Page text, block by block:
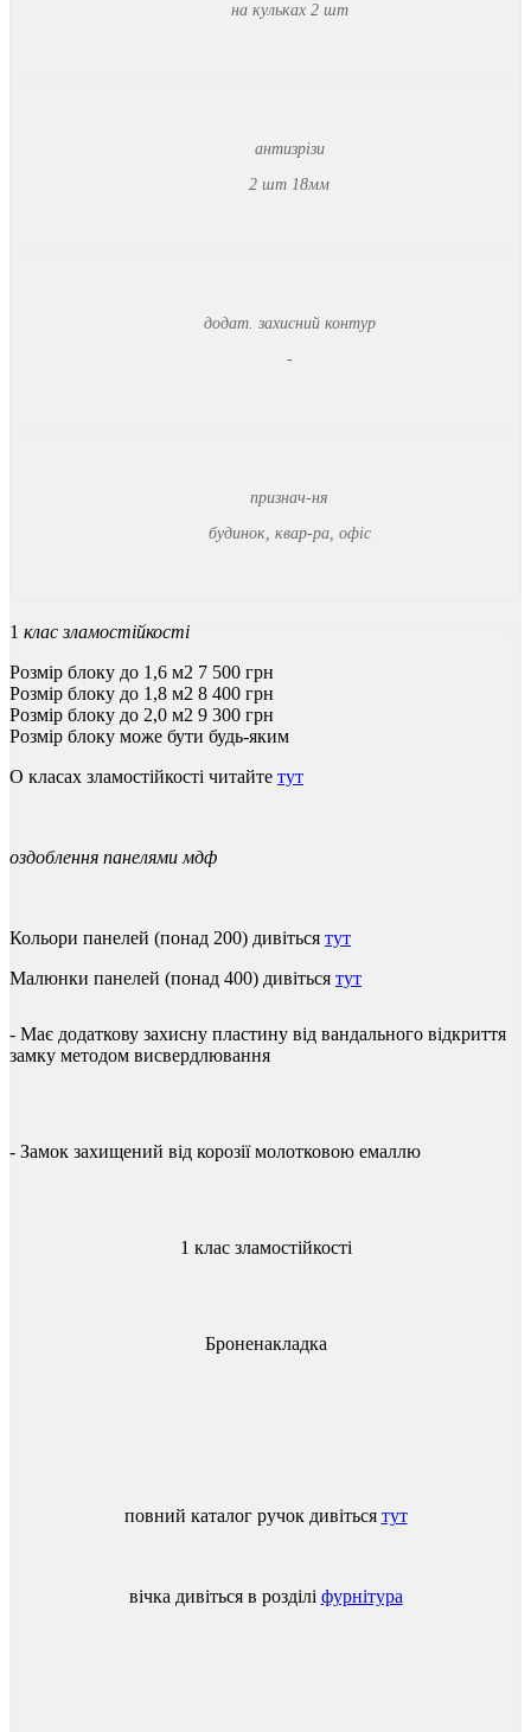
на кульках 2 шт
антизрізи
2 шт 18мм
додат. захисний контур
-
признач-ня
будинок, квар-ра, офіс
1 клас зламостійкості
Розмір блоку до 1,6 м2 7 500 грн
Розмір блоку до 1,8 м2 8 400 грн
Розмір блоку до 2,0 м2 9 300 грн
Розмір блоку може бути будь-яким
О класах зламостійкості читайте тут
оздоблення панелями мдф
Кольори панелей (понад 200) дивіться тут
Малюнки панелей (понад 400) дивіться тут
- Має додаткову захисну пластину від вандального відкриття
замку методом висвердлювання
- Замок захищений від корозії молотковою емаллю
1 клас зламостійкості
Броненакладка
повний каталог ручок дивіться тут
вічка дивіться в розділі фурнітура